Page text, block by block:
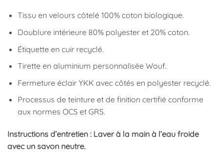
Tissu en velours côtelé 100% coton biologique.
Doublure intérieure 80% polyester et 20% coton.
Étiquette en cuir recyclé.
Tirette en aluminium personnalisée Wouf.
Fermeture éclair YKK avec côtés en polyester recyclé.
Processus de teinture et de finition certifié conforme
aux normes OCS et GRS.
Instructions d’entretien : Laver à la main à l’eau froide
avec un savon neutre.